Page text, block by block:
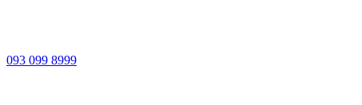
093 099 8999